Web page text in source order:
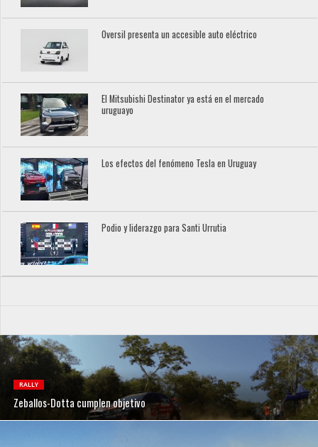
Oversil presenta un accesible auto eléctrico
El Mitsubishi Destinator ya está en el mercado
uruguayo
Los efectos del fenómeno Tesla en Uruguay
Podio y liderazgo para Santi Urrutia
RALLY
Zeballos-Dotta cumplen objetivo